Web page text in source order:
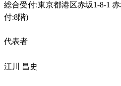
総合受付:東京都港区赤坂1-8-1
付:8階)
代表者
江川 昌史